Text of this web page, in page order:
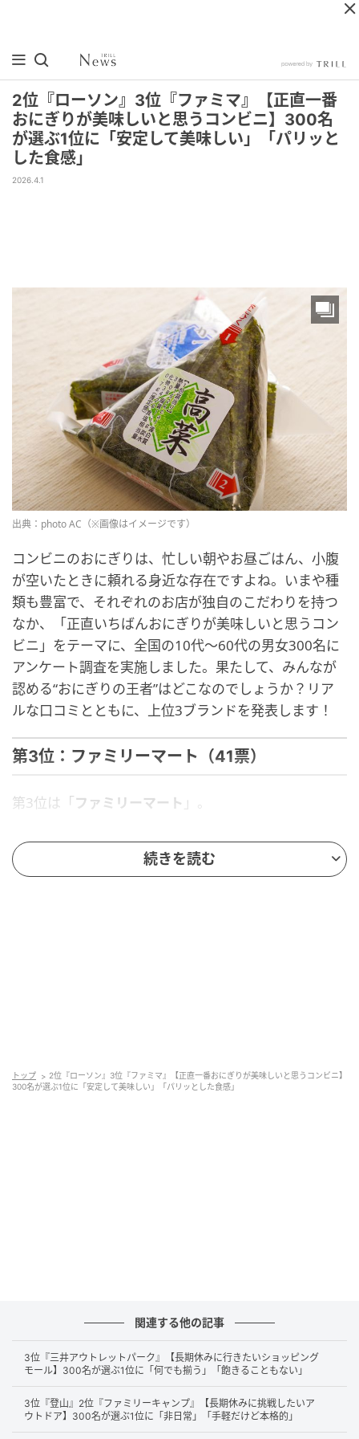
2位『ローソン』3位『ファミマ』【正直一番
おにぎりが美味しいと思うコンビニ】300名
が選ぶ1位に「安定して美味しい」「パリッと
した食感」
2026.4.1
出典：photo AC（※画像はイメージです）
コンビニのおにぎりは、忙しい朝やお昼ごはん、小腹
が空いたときに頼れる身近な存在ですよね。いまや種
類も豊富で、それぞれのお店が独自のこだわりを持つ
なか、「正直いちばんおにぎりが美味しいと思うコン
ビニ」をテーマに、全国の10代〜60代の男女300名に
アンケート調査を実施しました。果たして、みんなが
認める“おにぎりの王者”はどこなのでしょうか？リア
ルな口コミとともに、上位3ブランドを発表します！
第3位：ファミリーマート（41票）
第3位は「ファミリーマート 」。
ファミリーマートは「具のクオリティ」「オリジナル
感」「コラボ」をキーワードに、多様なおにぎりを展
女性）
米そのものの美味しさや、ふんわり握られた食感、具
材とのバランスに定評があるようです。
ローソンのプレミアムおにぎりが、味が良いしボリュームも満
続きを読む
トップ
2位『ローソン』3位『ファミマ』【正直一番おにぎりが美味しいと思うコンビニ】
300名が選ぶ1位に「安定して美味しい」「パリッとした食感」
関連する他の記事
3位『三井アウトレットパーク』【長期休みに行きたいショッピング
モール】300名が選ぶ1位に「何でも揃う」「飽きることもない」
3位『登山』2位『ファミリーキャンプ』【長期休みに挑戦したいア
ウトドア】300名が選ぶ1位に「非日常」「手軽だけど本格的」